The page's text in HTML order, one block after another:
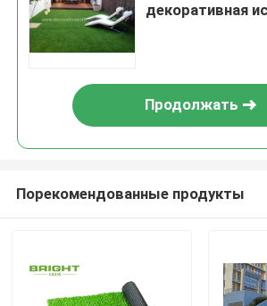
декоративная
Продолжать
Порекомендованные продукты